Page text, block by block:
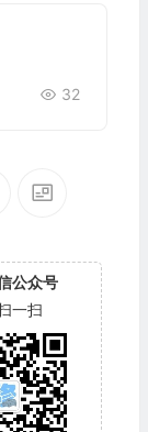
32
公众号
一扫